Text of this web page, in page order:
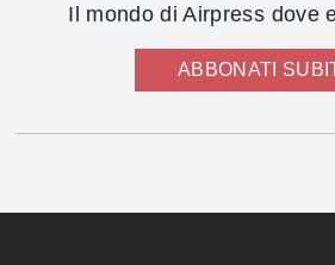
Il mondo di Airpress dove
ABBONATI